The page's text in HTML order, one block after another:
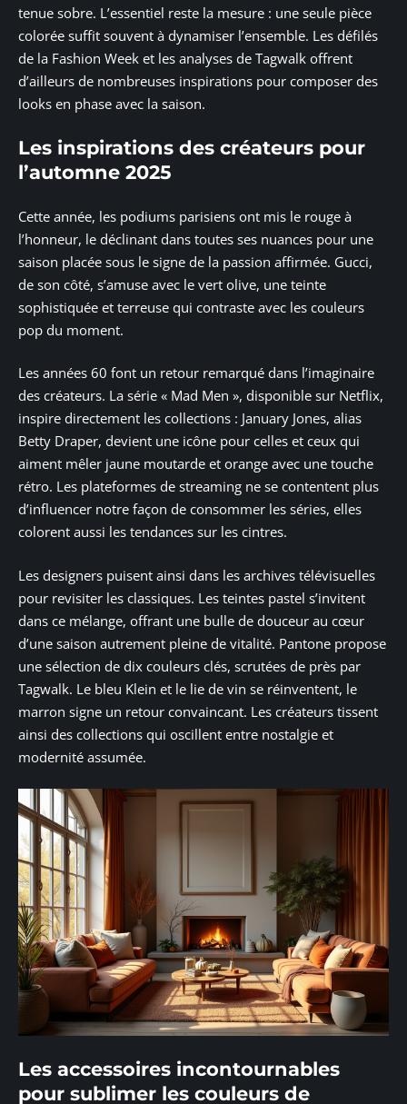
tenue sobre. L’essentiel reste la mesure : une seule pièce
colorée suffit souvent à dynamiser l’ensemble. Les défilés
de la Fashion Week et les analyses de Tagwalk offrent
d’ailleurs de nombreuses inspirations pour composer des
looks en phase avec la saison.
Les inspirations des créateurs pour
l’automne 2025
Cette année, les podiums parisiens ont mis le rouge à
l’honneur, le déclinant dans toutes ses nuances pour une
saison placée sous le signe de la passion affirmée. Gucci,
de son côté, s’amuse avec le vert olive, une teinte
sophistiquée et terreuse qui contraste avec les couleurs
pop du moment.
Les années 60 font un retour remarqué dans l’imaginaire
des créateurs. La série « Mad Men », disponible sur Netflix,
inspire directement les collections : January Jones, alias
Betty Draper, devient une icône pour celles et ceux qui
aiment mêler jaune moutarde et orange avec une touche
rétro. Les plateformes de streaming ne se contentent plus
d’influencer notre façon de consommer les séries, elles
colorent aussi les tendances sur les cintres.
Les designers puisent ainsi dans les archives télévisuelles
pour revisiter les classiques. Les teintes pastel s’invitent
dans ce mélange, offrant une bulle de douceur au cœur
d’une saison autrement pleine de vitalité. Pantone propose
une sélection de dix couleurs clés, scrutées de près par
Tagwalk. Le bleu Klein et le lie de vin se réinventent, le
marron signe un retour convaincant. Les créateurs tissent
ainsi des collections qui oscillent entre nostalgie et
modernité assumée.
Les accessoires incontournables
pour sublimer les couleurs de